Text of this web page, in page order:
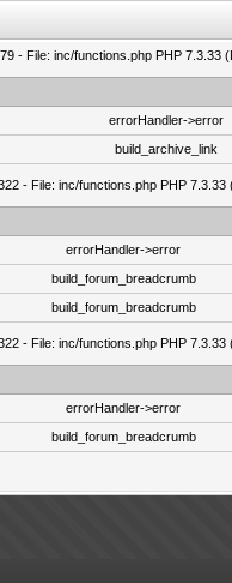
- File: inc/functions.php PHP 7.3.33
errorHandler->error
build_archive_link
- File: inc/functions.php PHP 7.3.33
errorHandler->error
build_forum_breadcrumb
build_forum_breadcrumb
- File: inc/functions.php PHP 7.3.33
errorHandler->error
build_forum_breadcrumb